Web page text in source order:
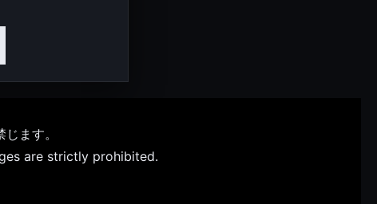
ます。
are strictly prohibited.